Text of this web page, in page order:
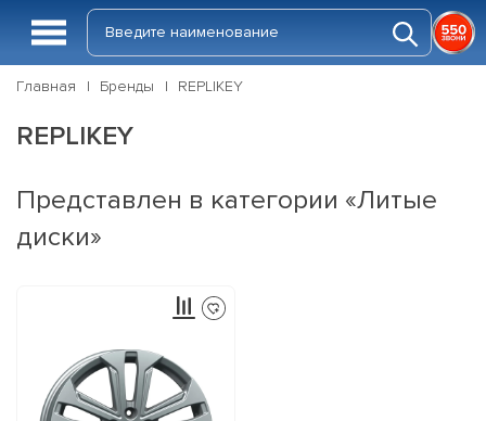
Главная Бренды RЕPLIKEY
RЕPLIKEY
Представлен в категории «Литые
диски»